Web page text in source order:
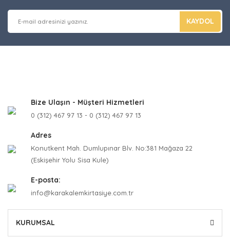
KAYDOL
Bize Ulaşın - Müşteri Hizmetleri
0 (312) 467 97 13 - 0 (312) 467 97 13
Adres
Konutkent Mah. Dumlupınar Blv. No:381 Mağaza 22
(Eskişehir Yolu Sisa Kule)
E-posta:
info@karakalemkirtasiye.com.tr
KURUMSAL